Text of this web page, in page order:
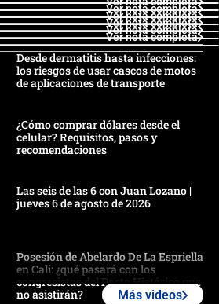
Ver nota completa
Ver nota completa
Ver nota completa
Ver nota completa
Ver nota completa
Desde dermatitis hasta infecciones:
los riesgos de usar cascos de motos
de aplicaciones de transporte
¿Cómo comprar dólares desde el
celular? Requisitos, pasos y
recomendaciones
Las seis de las 6 con Juan Lozano |
jueves 6 de agosto de 2026
Posesión de Abelardo De La Espriella
en Cali: ¿qué pasará con los
congresistas del Pacto Histórico que
no asistirán?
Más videos